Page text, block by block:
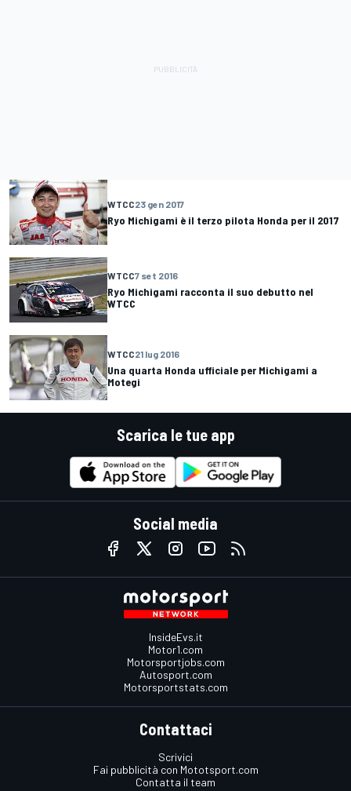
WTCC23 gen 2017
Ryo Michigami è il terzo pilota Honda per il 2017
WTCC7 set 2016
Ryo Michigami racconta il suo debutto nel
WTCC
WTCC21 lug 2016
Una quarta Honda ufficiale per Michigami a
Motegi
Scarica le tue app
Social media
InsideEvs.it
Motor1.com
Motorsportjobs.com
Autosport.com
Motorsportstats.com
Contattaci
Scrivici
Fai pubblicità con Mototsport.com
Contatta il team